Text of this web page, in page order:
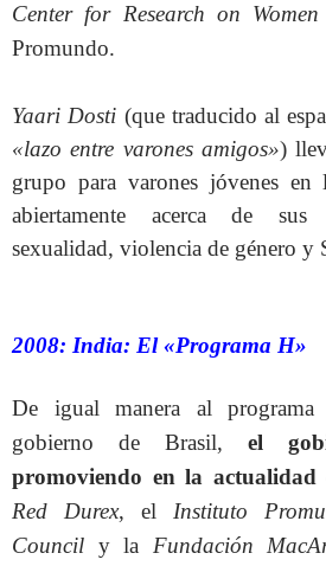
Center for Research on Women
Promundo.
Yaari Dosti (que traducido al
«lazo entre varones amigos»)
grupo para varones jóvenes en
abiertamente acerca de sus
sexualidad, violencia de género y
2008: India: El «Programa H»
De igual manera al programa
gobierno de Brasil, el
promoviendo en la
Red Durex, el Instituto
Council y la Fundación